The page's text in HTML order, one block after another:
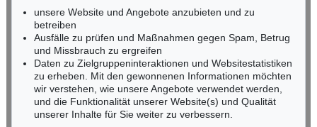
Miriam Heß
Tel.: +49 (0)62 21 58 80-038
Fax: +49 (0)62 21 58 80-595
infoheidelberg@kettererkunst.de
NORDDEUTSCHLAND
Nico Kassel, M.A.
Tel.: +49 (0)89 55244-164
unsere Website und Angebote anzubieten und zu
betreiben
Ausfälle zu prüfen und Maßnahmen gegen Spam, Betrug
und Missbrauch zu ergreifen
Daten zu Zielgruppeninteraktionen und Websitestatistiken
zu erheben. Mit den gewonnenen Informationen möchten
wir verstehen, wie unsere Angebote verwendet werden,
und die Funktionalität unserer Website(s) und Qualität
unserer Inhalte für Sie weiter zu verbessern.